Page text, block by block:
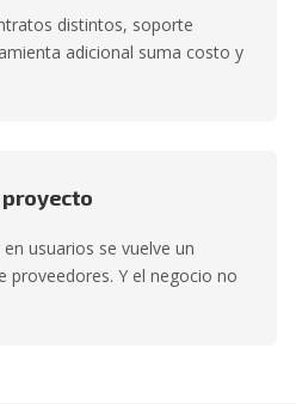
distintos, soporte
adicional suma costo y
proyecto
usuarios se vuelve un
proveedores. Y el negocio no